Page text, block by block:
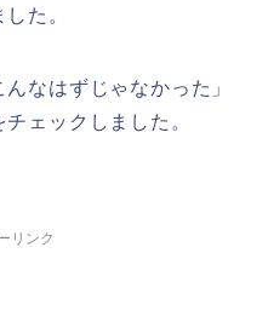
た。
なはずじゃなかった」
ェックしました。
リンク